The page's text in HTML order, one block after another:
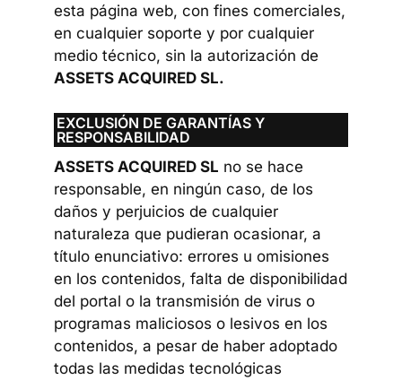
esta página web, con fines comerciales,
en cualquier soporte y por cualquier
medio técnico, sin la autorización de
ASSETS ACQUIRED SL.
EXCLUSIÓN DE GARANTÍAS Y
RESPONSABILIDAD
ASSETS ACQUIRED SL no se hace
responsable, en ningún caso, de los
daños y perjuicios de cualquier
naturaleza que pudieran ocasionar, a
título enunciativo: errores u omisiones
en los contenidos, falta de disponibilidad
del portal o la transmisión de virus o
programas maliciosos o lesivos en los
contenidos, a pesar de haber adoptado
todas las medidas tecnológicas